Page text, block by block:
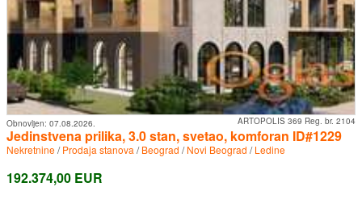
ARTOPOLIS 369 Reg. br. 2104
Obnovljen: 07.08.2026.
Jedinstvena prilika, 3.0 stan, svetao, komforan ID#1229
Nekretnine/Prodaja stanova /Beograd /Novi Beograd /Ledine
192.374,00 EUR